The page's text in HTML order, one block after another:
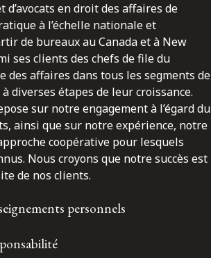
d’avocats en droit des affaires de
à l’échelle nationale et
de bureaux au Canada et à New
ses clients des chefs de file du
des affaires dans tous les segments de
diverses étapes de leur croissance.
sur notre engagement à l’égard du
ainsi que sur notre expérience, notre
coopérative pour lesquels
Nous croyons que notre succès est
de nos clients.
personnels